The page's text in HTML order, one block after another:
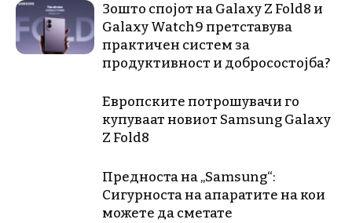
Зошто спојот на Galaxy Z Fold8 и
Galaxy Watch9 претставува
практичен систем за
продуктивност и добросостојба?
Европските потрошувачи го
купуваат новиот Samsung Galaxy
Z Fold8
Предноста на „Samsung“:
Сигурноста на апаратите на кои
можете да сметате